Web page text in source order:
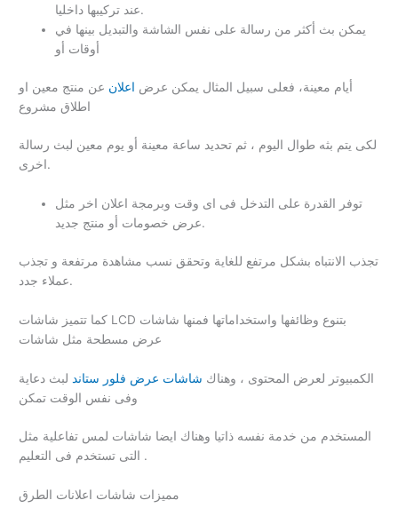
عند تركيبها داخليا.
يمكن بث أكثر من رسالة على نفس الشاشة والتبديل بينها في
أوقات أو
أيام معينة، فعلى سبيل المثال يمكن عرض اعلان عن منتج معين او
اطلاق مشروع
لكى يتم بثه طوال اليوم ، ثم تحديد ساعة معينة أو يوم معين لبث رسالة
اخرى.
توفر القدرة على التدخل فى اى وقت وبرمجة اعلان اخر مثل
عرض خصومات أو منتج جديد.
تجذب الانتباه بشكل مرتفع للغاية وتحقق نسب مشاهدة مرتفعة و تجذب
عملاء جدد.
كما تتميز شاشات LCD بتنوع وظائفها واستخداماتها فمنها شاشات
عرض مسطحة مثل شاشات
الكمبيوتر لعرض المحتوى ، وهناك شاشات عرض فلور ستاند لبث دعاية
وفى نفس الوقت تمكن
المستخدم من خدمة نفسه ذاتيا وهناك ايضا شاشات لمس تفاعلية مثل
التى تستخدم فى التعليم .
مميزات شاشات اعلانات الطرق